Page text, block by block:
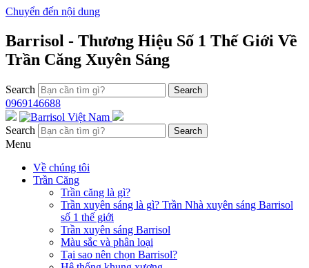
Chuyển đến nội dung
Barrisol - Thương Hiệu Số 1 Thế Giới Về
Trần Căng Xuyên Sáng
Search
0969146688
Search
Menu
Về chúng tôi
Trần Căng
Trần căng là gì?
Trần xuyên sáng là gì? Trần Nhà xuyên sáng Barrisol
số 1 thế giới
Trần xuyên sáng Barrisol
Màu sắc và phân loại
Tại sao nên chọn Barrisol?